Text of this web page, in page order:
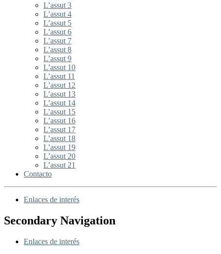
L’assut 3
L’assut 4
L’assut 5
L’assut 6
L’assut 7
L’assut 8
L’assut 9
L’assut 10
L’assut 11
L’assut 12
L’assut 13
L’assut 14
L’assut 15
L’assut 16
L’assut 17
L’assut 18
L’assut 19
L’assut 20
L’assut 21
Contacto
Enlaces de interés
Secondary Navigation
Enlaces de interés